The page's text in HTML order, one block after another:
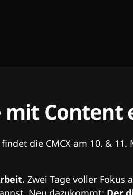
mit Content
die CMCX am 10. &
Zwei Tage voller Fokus